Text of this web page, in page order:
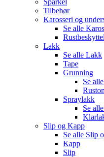
Tilbehør
Karosseri og
Se alle
Lakk
Se alle Lakk
Tape
Grunning
Se alle
Spraylakk
Se alle
Slip og Kapp
Se alle Slip
Kapp
Slip